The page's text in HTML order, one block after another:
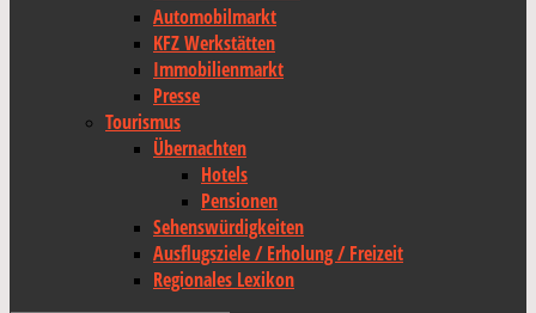
Automobilmarkt
KFZ Werkstätten
Immobilienmarkt
Presse
Tourismus
Übernachten
Hotels
Pensionen
Sehenswürdigkeiten
Ausflugsziele / Erholung / Freizeit
Regionales Lexikon